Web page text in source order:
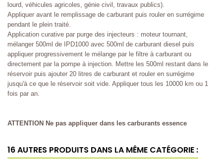
lourd, véhicules agricoles, génie civil, travaux publics).
Appliquer avant le remplissage de carburant puis rouler en surrégime
pendant le plein traité.
Application curative par purge des injecteurs : moteur tournant,
mélanger 500ml de IPD1000 avec 500ml de carburant diesel puis
appliquer progressivement le mélange par le filtre à carburant ou
directement par la pompe à injection. Mettre les 500ml restant dans le
réservoir puis ajouter 20 litres de carburant et rouler en surrégime
jusqu'à ce que le réservoir soit vide. Appliquer tous les 10000 km ou 1
fois par an.
ATTENTION Ne pas appliquer dans les carburants essence
16 AUTRES PRODUITS DANS LA MÊME CATÉGORIE :